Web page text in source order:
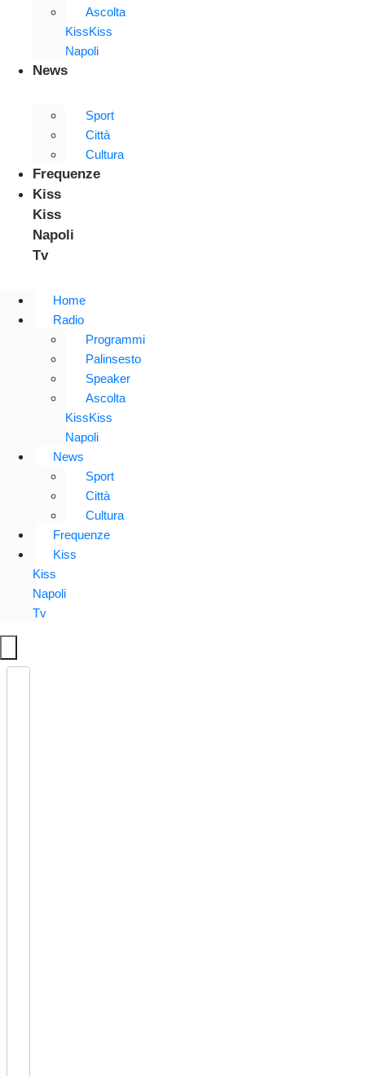
Ascolta
KissKiss
Napoli
News
Sport
Città
Cultura
Frequenze
Kiss
Kiss
Napoli
Tv
Home
Radio
Programmi
Palinsesto
Speaker
Ascolta
KissKiss
Napoli
News
Sport
Città
Cultura
Frequenze
Kiss
Kiss
Napoli
Tv